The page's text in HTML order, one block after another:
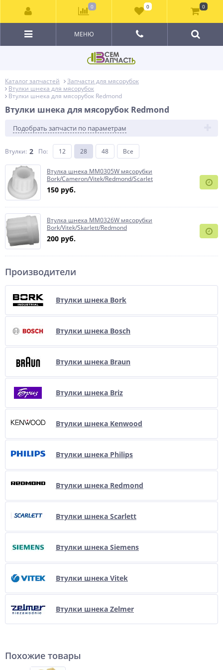
МЕНЮ
Каталог запчастей
Запчасти для мясорубок
Втулки шнека для мясорубок
Втулки шнека для мясорубок Redmond
Втулки шнека для мясорубок Redmond
Подобрать запчасти по параметрам
Втулки: 2 По: 12 28 48 Все
Втулка шнека MM0305W мясорубки
Bork/Cameron/Vitek/Redmond/Scarlet
150 руб.
Втулка шнека MM0326W мясорубки
Bork/Vitek/Skarlett/Redmond
200 руб.
Производители
Втулки шнека Bork
Втулки шнека Bosch
Втулки шнека Braun
Втулки шнека Briz
Втулки шнека Kenwood
Втулки шнека Philips
Втулки шнека Redmond
Втулки шнека Scarlett
Втулки шнека Siemens
Втулки шнека Vitek
Втулки шнека Zelmer
Похожие товары
0 0 0